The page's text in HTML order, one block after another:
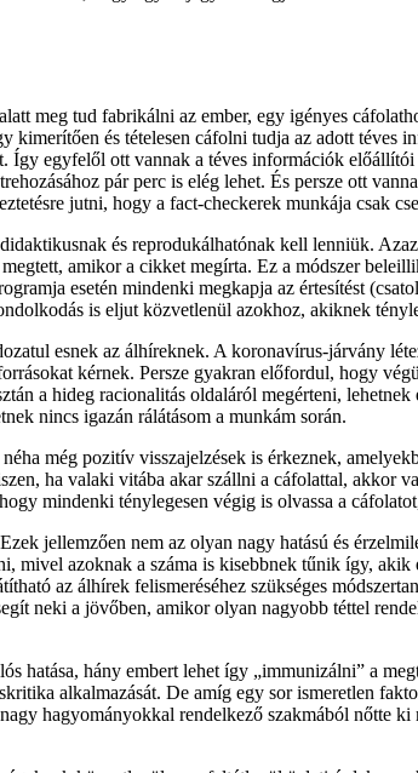
meg tud fabrikálni az ember, egy igényes
és tételesen cáfolni tudja az adott téves
egyfelől ott vannak a téves információk
pár perc is elég lehet. És persze ott
jutni, hogy a fact-checkerek munkája csak
és reprodukálhatónak kell lenniük.
amikor a cikket megírta. Ez a módszer
esetén mindenki megkapja az értesítést
is eljut közvetlenül azokhoz, akiknek
esnek az álhíreknek. A koronavírus-járvány
kérnek. Persze gyakran előfordul, hogy
a hideg racionalitás oldaláról megérteni,
nincs igazán rálátásom a munkám során.
még pozitív visszajelzések is érkeznek,
ha valaki vitába akar szállni a cáfolattal, akkor
mindenki ténylegesen végig is olvassa a
jellemzően nem az olyan nagy hatású és
mivel azoknak a száma is kisebbnek tűnik így,
az álhírek felismeréséhez szükséges
neki a jövőben, amikor olyan nagyobb téttel
hatása, hány embert lehet így „immunizálni” a
alkalmazását. De amíg egy sor ismeretlen
hagyományokkal rendelkező szakmából nőtte ki